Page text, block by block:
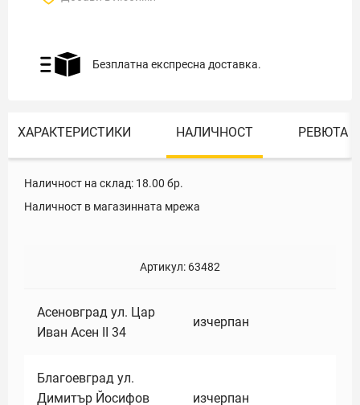
Безплатна експресна доставка.
ХАРАКТЕРИСТИКИ НАЛИЧНОСТ РЕВЮТА
Наличност на склад: 18.00 бр.
Наличност в магазинната мрежа
Артикул: 63482
Асеновград ул. Цар
Иван Асен II 34
изчерпан
Благоевград ул.
Димитър Йосифов
изчерпан